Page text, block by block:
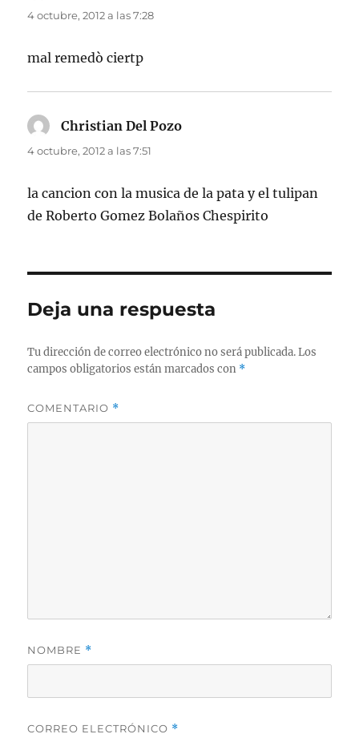
4 octubre, 2012 a las 7:28
mal remedò ciertp
Christian Del Pozo
4 octubre, 2012 a las 7:51
la cancion con la musica de la pata y el tulipan
de Roberto Gomez Bolaños Chespirito
Deja una respuesta
Tu dirección de correo electrónico no será publicada. Los
campos obligatorios están marcados con *
COMENTARIO *
NOMBRE *
CORREO ELECTRÓNICO *